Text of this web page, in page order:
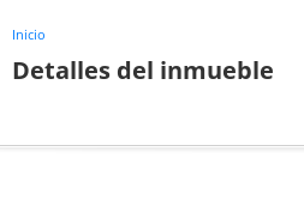
Inicio
Detalles del inmueble